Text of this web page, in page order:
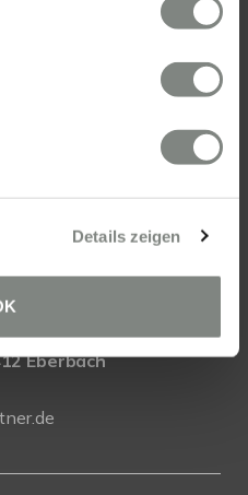
Details zeigen
Eberbach